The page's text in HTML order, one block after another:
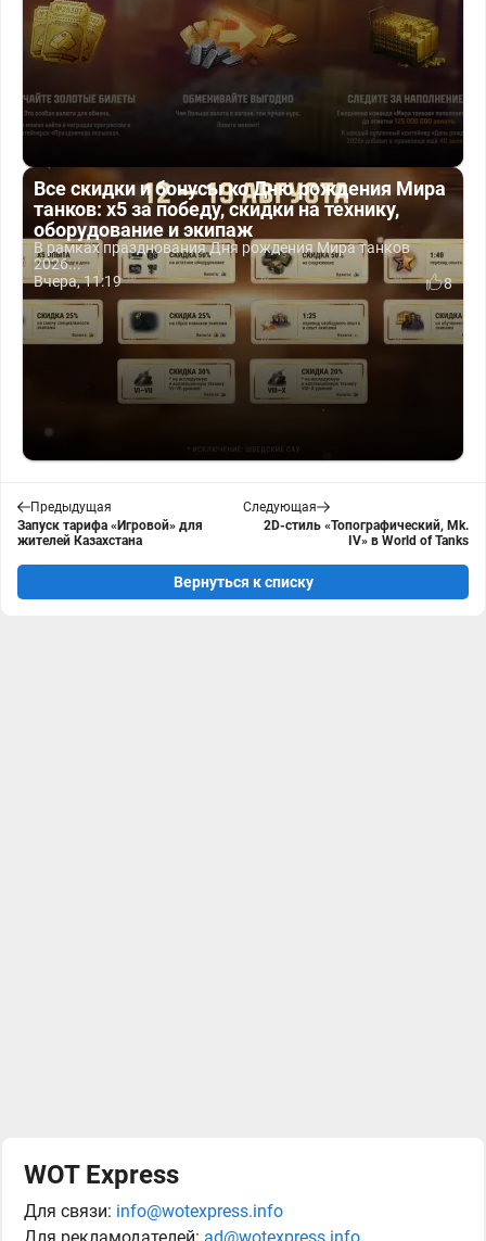
Все скидки и бонусы ко Дню рождения Мира
танков: x5 за победу, скидки на технику,
оборудование и экипаж
В рамках празднования Дня рождения Мира танков
2026...
Вчера, 11:19
8
Предыдущая
Запуск тарифа «Игровой» для
жителей Казахстана
Следующая
2D-стиль «Топографический, Mk.
IV» в World of Tanks
Вернуться к списку
WOT Express
Для связи: info@wotexpress.info